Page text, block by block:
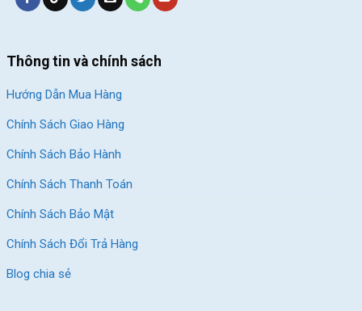
CH 8:
Dương cũ)
SKU: chanbun700c
Thông tin và chính sách
Hướng Dẫn Mua Hàng
Chính Sách Giao Hàng
Chính Sách Bảo Hành
Chính Sách Thanh Toán
Chính Sách Bảo Mật
Chính Sách Đổi Trả Hàng
Blog chia sẻ